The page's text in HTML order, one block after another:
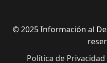
© 2025 Información al
Política de Privacidad